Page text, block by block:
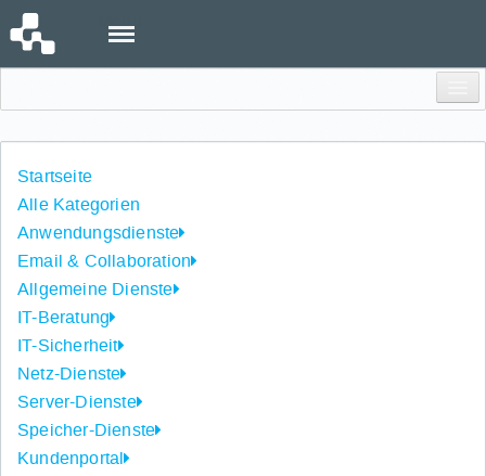
Startseite
Alle Kategorien
Anwendungsdienste
Email & Collaboration
Allgemeine Dienste
IT-Beratung
IT-Sicherheit
Netz-Dienste
Server-Dienste
Speicher-Dienste
Kundenportal